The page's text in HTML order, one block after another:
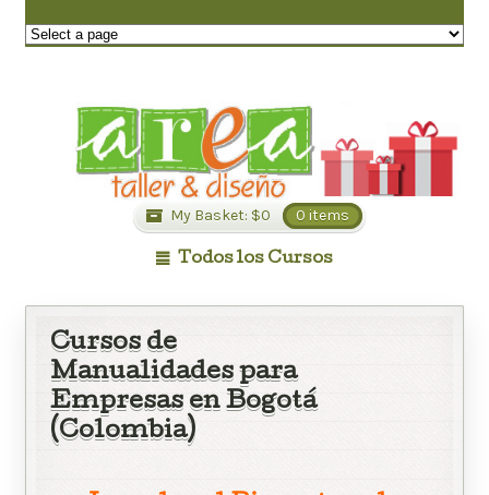
My Basket: $0 0 items
Todos los Cursos
Cursos de
Manualidades para
Empresas en Bogotá
(Colombia)